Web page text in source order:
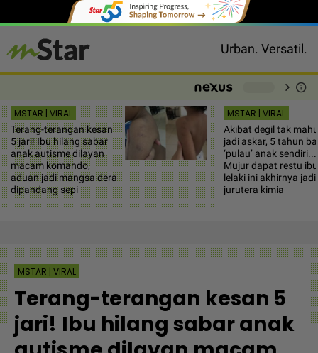
Urban. Versatil.
chevron_right info
MSTAR | VIRAL
Terang-terangan kesan
5 jari! Ibu hilang sabar
anak autisme dilayan
macam komando,
aduan jadi mangsa dera
dipandang sepi
MSTAR | VIRAL
Akibat degil tak mahu
jadi askar, 5 tahun
‘pulau’ anak sendiri...
Mujur dapat restu
lelaki ini akhirnya jadi
jurutera kimia
MSTAR | VIRAL
Terang-terangan kesan 5
jari! Ibu hilang sabar anak